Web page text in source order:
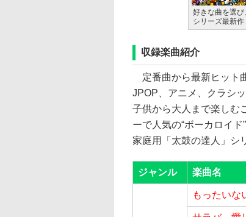
好きな曲を選び
シリーズ最新作
収録楽曲紹介
定番曲から最新ヒット
JPOP、アニメ、クラシ
子供から大人まで楽しむ
ーで人気の“ボーカロイ
家庭用「太鼓の達人」シ
ジャンル 楽曲名
もったいな